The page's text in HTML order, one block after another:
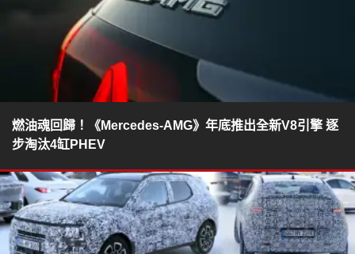
燃油魂回歸！《Mercedes-AMG》年底推出全新V8引擎 逐
步淘汰4缸PHEV